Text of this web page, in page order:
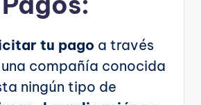
tu pago a través
una compañía conocida
ningún tipo de